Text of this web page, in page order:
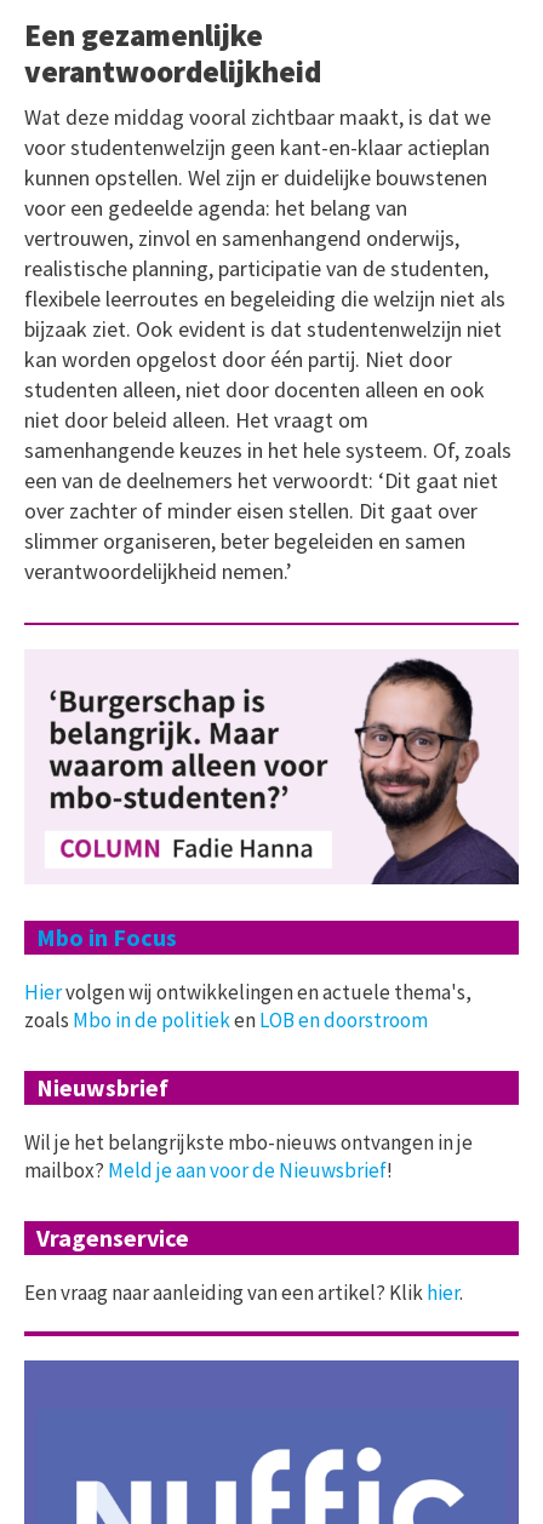
Een gezamenlijke
verantwoordelijkheid
Wat deze middag vooral zichtbaar maakt, is dat we
voor studentenwelzijn geen kant-en-klaar actieplan
kunnen opstellen. Wel zijn er duidelijke bouwstenen
voor een gedeelde agenda: het belang van
vertrouwen, zinvol en samenhangend onderwijs,
realistische planning, participatie van de studenten,
flexibele leerroutes en begeleiding die welzijn niet als
bijzaak ziet. Ook evident is dat studentenwelzijn niet
kan worden opgelost door één partij. Niet door
studenten alleen, niet door docenten alleen en ook
niet door beleid alleen. Het vraagt om
samenhangende keuzes in het hele systeem. Of, zoals
een van de deelnemers het verwoordt: ‘Dit gaat niet
over zachter of minder eisen stellen. Dit gaat over
slimmer organiseren, beter begeleiden en samen
verantwoordelijkheid nemen.’
Mbo in Focus
Hiervolgen wij ontwikkelingen en actuele thema's,
zoals Mbo in de politiekenLOB en doorstroom
Nieuwsbrief
Wil je het belangrijkste mbo-nieuws ontvangen in je
mailbox? Meld je aan voor de Nieuwsbrief!
Vragenservice
Een vraag naar aanleiding van een artikel? Klikhier.